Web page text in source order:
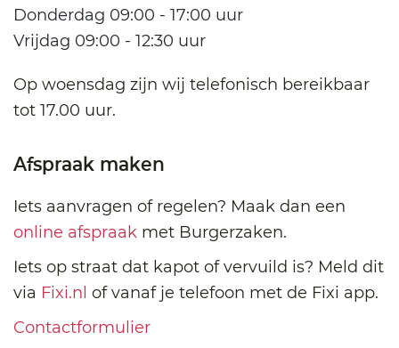
Donderdag 09:00 - 17:00 uur
Vrijdag 09:00 - 12:30 uur
Op woensdag zijn wij telefonisch bereikbaar
tot 17.00 uur.
Afspraak maken
Iets aanvragen of regelen? Maak dan een
online afspraak met Burgerzaken.
Iets op straat dat kapot of vervuild is? Meld dit
via Fixi.nl of vanaf je telefoon met de Fixi app.
Contactformulier